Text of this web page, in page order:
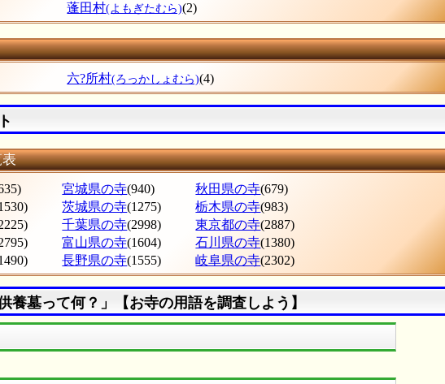
蓬田村(よもぎたむら)(2)
六?所村(ろっかしょむら)(4)
宮城県の寺(940) 秋田県の寺(679)
茨城県の寺(1275) 栃木県の寺(983)
千葉県の寺(2998) 東京都の寺(2887)
富山県の寺(1604) 石川県の寺(1380)
長野県の寺(1555) 岐阜県の寺(2302)
養墓って何？」【お寺の用語を調査しよう】